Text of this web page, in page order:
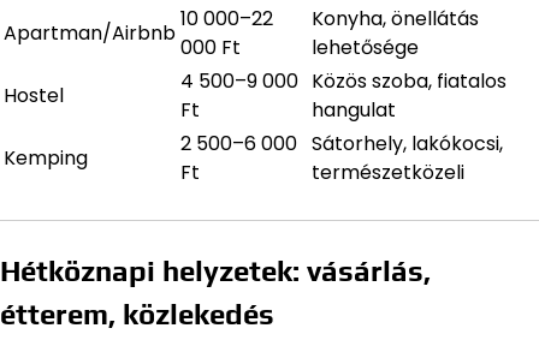
Apartman/Airbnb
10 000–22
000 Ft
Konyha, önellátás
lehetősége
Hostel
4 500–9 000
Ft
Közös szoba, fiatalos
hangulat
Kemping
2 500–6 000
Ft
Sátorhely, lakókocsi,
természetközeli
Hétköznapi helyzetek: vásárlás,
étterem, közlekedés